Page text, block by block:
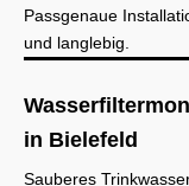
Passgenaue
und langlebig.
in Bielefeld
Sauberes